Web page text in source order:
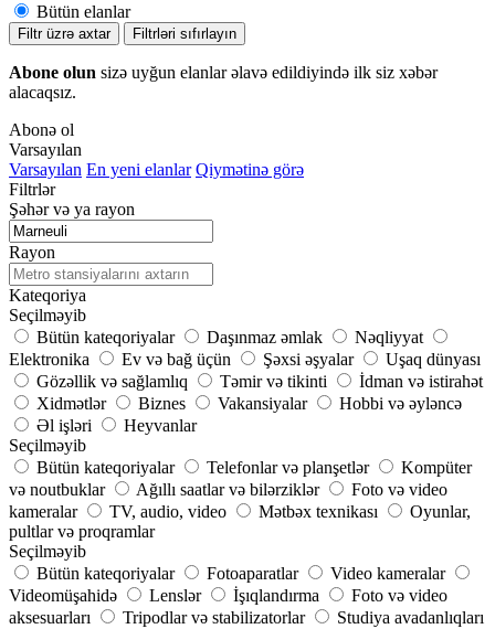
Bütün elanlar
Filtr üzrə axtar Filtrləri sıfırlayın
Abone olun sizə uyğun elanlar əlavə edildiyində ilk siz xəbər
alacaqsız.
Abonə ol
Varsayılan
Varsayılan En yeni elanlar Qiymətinə görə
Filtrlər
Şəhər və ya rayon
Rayon
Kateqoriya
Seçilməyib
Bütün kateqoriyalar
Daşınmaz əmlak
Nəqliyyat
Elektronika
Ev və bağ üçün Şəxsi əşyalar
Uşaq dünyası
Gözəllik və sağlamlıq
Təmir və tikinti
İdman və istirahət
Xidmətlər
Biznes Vakansiyalar
Hobbi və əyləncə
Əl işləri
Heyvanlar
Seçilməyib
Bütün kateqoriyalar
Telefonlar və planşetlər
Kompüter
və noutbuklar
Ağıllı saatlar və bilərziklər
Foto və video
kameralar
TV, audio, video Mətbəx texnikası
Oyunlar,
pultlar və proqramlar
Seçilməyib
Bütün kateqoriyalar
Fotoaparatlar
Video kameralar
Videomüşahidə
Lenslər İşıqlandırma
Foto və video
aksesuarları
Tripodlar və stabilizatorlar
Studiya avadanlıqları